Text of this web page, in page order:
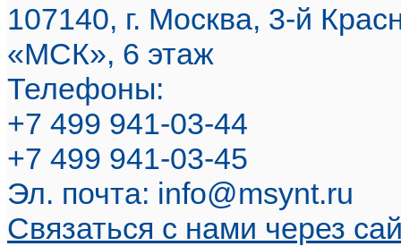
107140, г. Москва, 3-й
«МСК», 6 этаж
Телефоны:
+7 499 941-03-44
+7 499 941-03-45
Эл. почта: info@msynt.ru
Связаться с нами через